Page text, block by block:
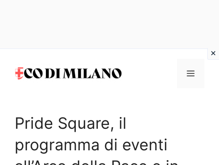
MENU
Pride Square, il
programma di eventi